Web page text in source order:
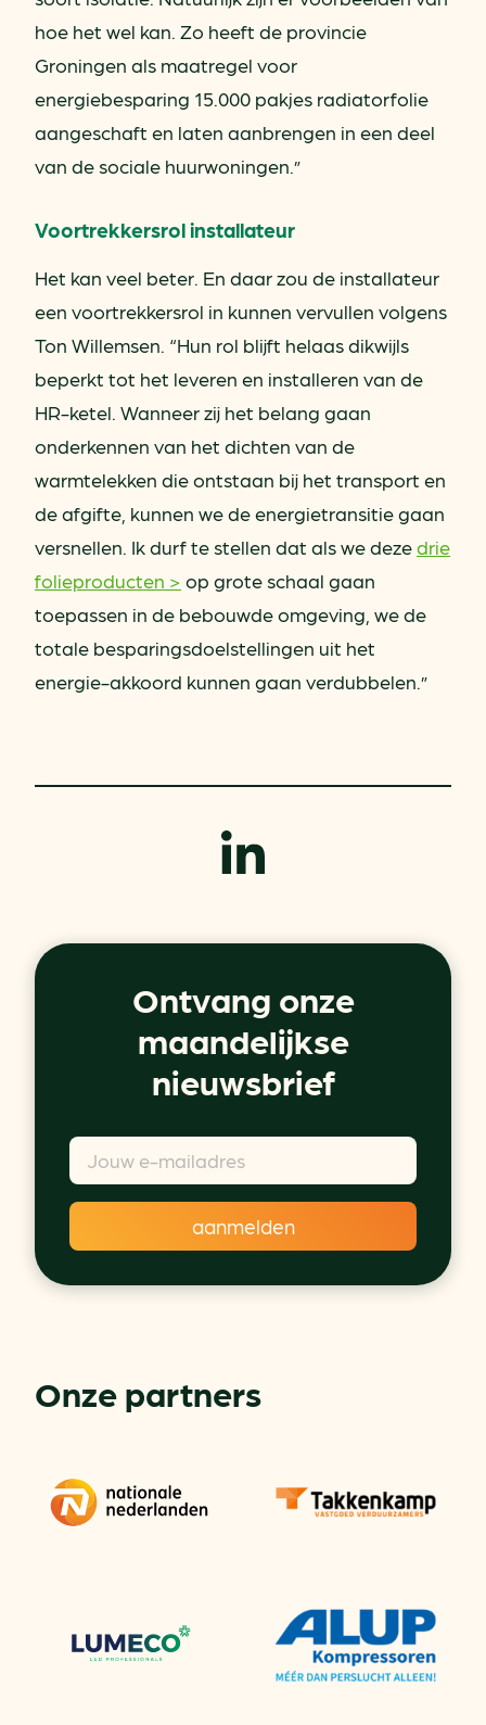
hoe het wel kan. Zo heeft de provincie
Groningen als maatregel voor
energiebesparing 15.000 pakjes radiatorfolie
aangeschaft en laten aanbrengen in een deel
van de sociale huurwoningen.”
Voortrekkersrol installateur
Het kan veel beter. En daar zou de installateur
een voortrekkersrol in kunnen vervullen volgens
Ton Willemsen. “Hun rol blijft helaas dikwijls
beperkt tot het leveren en installeren van de
HR-ketel. Wanneer zij het belang gaan
onderkennen van het dichten van de
warmtelekken die ontstaan bij het transport en
de afgifte, kunnen we de energietransitie gaan
versnellen. Ik durf te stellen dat als we dezedrie
folieproducten > op grote schaal gaan
toepassen in de bebouwde omgeving, we de
totale besparingsdoelstellingen uit het
energie-akkoord kunnen gaan verdubbelen.”
Ontvang onze
maandelijkse
nieuwsbrief
Onze partners